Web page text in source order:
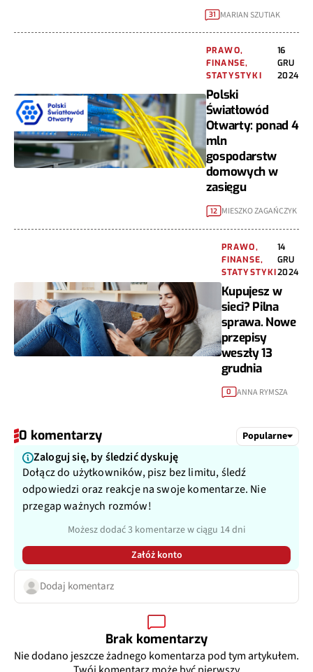
31 MARIAN SZUTIAK
PRAWO,
FINANSE,
STATYSTYKI
16
GRU
2024
Polski
Światłowód
Otwarty: ponad 4
mln
gospodarstw
domowych w
zasięgu
12 MIESZKO ZAGAŃCZYK
PRAWO,
FINANSE,
STATYSTYKI
14
GRU
2024
Kupujesz w
sieci? Pilna
sprawa. Nowe
przepisy
weszły 13
grudnia
0 ANNA RYMSZA
0 komentarzy Popularne
Zaloguj się, by śledzić dyskuję
Dołącz do użytkowników, pisz bez limitu, śledź
odpowiedzi oraz reakcje na swoje komentarze. Nie
przegap ważnych rozmów!
Możesz dodać 3 komentarze w ciągu 14 dni
Załóż konto
Dodaj komentarz
Brak komentarzy
Nie dodano jeszcze żadnego komentarza pod tym artykułem.